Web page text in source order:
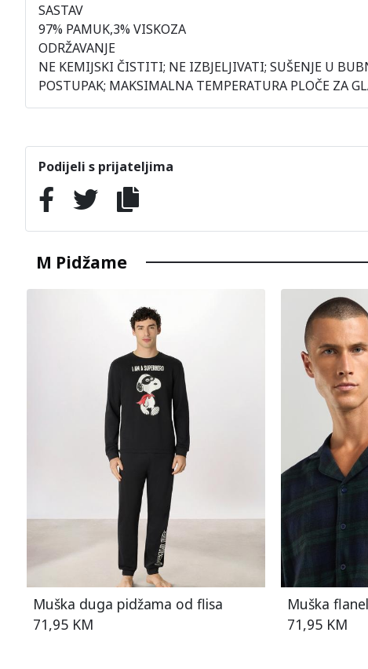
SASTAV
97% PAMUK,3% VISKOZA
ODRŽAVANJE
NE KEMIJSKI ČISTITI; NE IZBJELJIVATI; SUŠENJE U
POSTUPAK; MAKSIMALNA TEMPERATURA PLOČE ZA
Podijeli s prijateljima
M Pidžame
Muška duga pidžama od flisa
71,95 KM
Muška
71,95 KM